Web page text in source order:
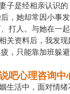
子是经相亲认识
，她却常因小事
打人。与她在一
关资料后，我发
，只能靠加班躲
吧心理咨询中
生活中，面对情